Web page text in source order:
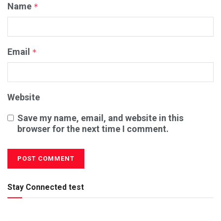
Name *
Email *
Website
Save my name, email, and website in this
browser for the next time I comment.
Stay Connected test